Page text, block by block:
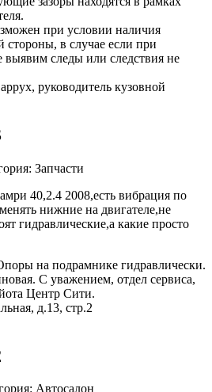
при условии наличия
в случае если при
выявим следы или следствия не
руководитель кузовной
Запчасти
40,2.4 2008,есть вибрация по
нижние на двигателе,не
гидравлические,а какие просто
на подрамнике гидравлически.
С уважением, отдел сервиса,
Центр Сити.
д.13, стр.2
Автосалон